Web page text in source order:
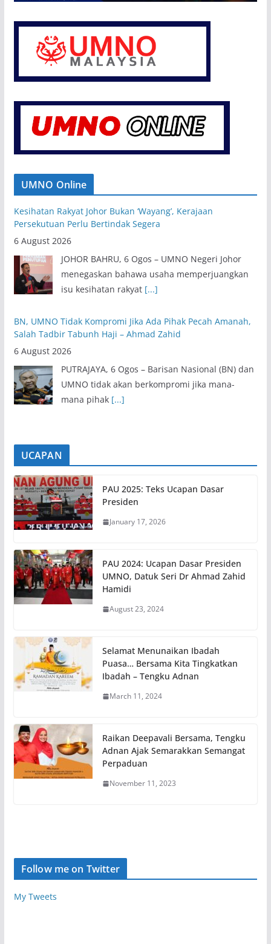
UMNO Online
Kesihatan Rakyat Johor Bukan ‘Wayang’, Kerajaan
Persekutuan Perlu Bertindak Segera
6 August 2026
JOHOR BAHRU, 6 Ogos – UMNO Negeri Johor
menegaskan bahawa usaha memperjuangkan
isu kesihatan rakyat [...]
BN, UMNO Tidak Kompromi Jika Ada Pihak Pecah Amanah,
Salah Tadbir Tabunh Haji – Ahmad Zahid
6 August 2026
PUTRAJAYA, 6 Ogos – Barisan Nasional (BN) dan
UMNO tidak akan berkompromi jika mana-
mana pihak [...]
UCAPAN
PAU 2025: Teks Ucapan Dasar
Presiden
January 17, 2026
PAU 2024: Ucapan Dasar Presiden
UMNO, Datuk Seri Dr Ahmad Zahid
Hamidi
August 23, 2024
Selamat Menunaikan Ibadah
Puasa… Bersama Kita Tingkatkan
Ibadah – Tengku Adnan
March 11, 2024
Raikan Deepavali Bersama, Tengku
Adnan Ajak Semarakkan Semangat
Perpaduan
November 11, 2023
Follow me on Twitter
My Tweets